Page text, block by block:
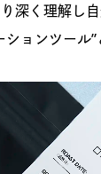
深く理解し
ションツール